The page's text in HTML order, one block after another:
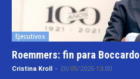
Ejecutivos
Roemmers: fin para Boccardo
Cristina Kroll - 20/05/2026 13:00